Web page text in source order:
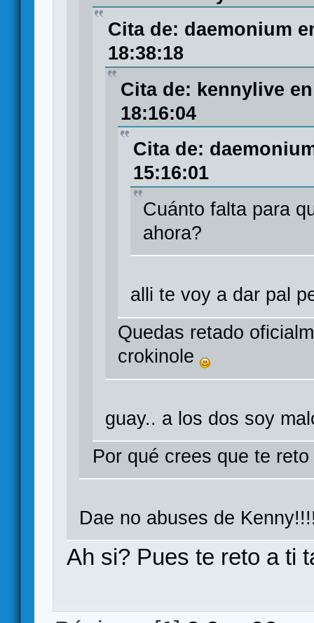
Cita de: daemonium
18:38:18
Cita de: kennylive
18:16:04
Cita de:
15:16:01
Cuánto falta para
ahora?
alli te voy a dar pal
Quedas retado
crokinole
guay.. a los dos soy
Por qué crees que te
Dae no abuses de
Ah si? Pues te reto a ti